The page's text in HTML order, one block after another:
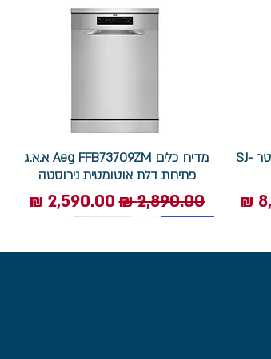
מקרר שארפ 4 דלתות 607 ליטר SJ-
מדיח כלים Aeg FFB73709ZM א.א.ג
פתיחת דלת אוטומטית נירוסטה
מחיר רגיל‏2,890.00 ‏₪ מחיר מבצע